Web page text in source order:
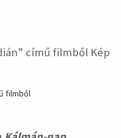
filmből